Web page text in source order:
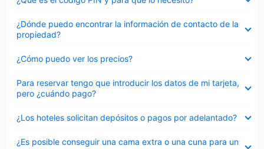
cerrado
¿Dónde puedo encontrar la información de contacto de la
propiedad?
cerrado
¿Cómo puedo ver los precios?
cerrado
Para reservar tengo que introducir los datos de mi tarjeta,
pero ¿cuándo pago?
cerrado
¿Los hoteles solicitan depósitos o pagos por adelantado?
cerrado
¿Es posible conseguir una cama extra o una cuna para un
cerrado